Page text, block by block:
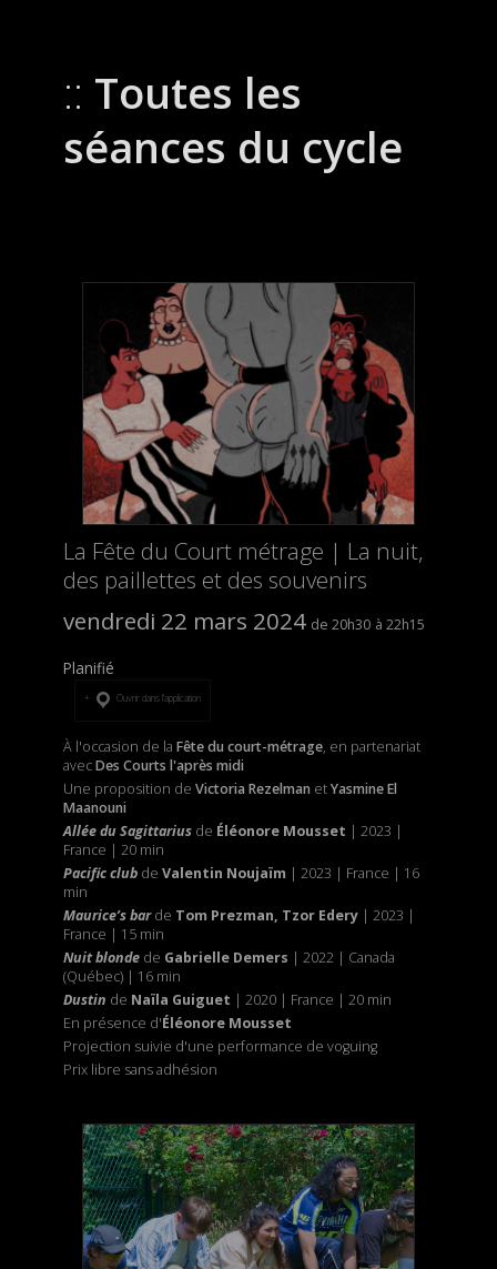
Toutes les
séances du cycle
La Fête du Court métrage | La nuit,
des paillettes et des souvenirs
vendredi 22 mars 2024
20h30 22h15
Planifié
Ouvrir dans l’application
À l'occasion de la Fête du court-métrage, en partenariat
avecDes Courts l'après midi
Une proposition de Victoria Rezelman etYasmine El
Maanouni
Allée du Sagittarius de Éléonore Mousset | 2023 |
France | 20 min
Pacific clubde Valentin Noujaïm | 2023 | France | 16
min
Maurice’s barde Tom Prezman, Tzor Edery| 2023 |
France | 15 min
Nuit blondede Gabrielle Demers | 2022 | Canada
(Québec) | 16 min
Dustin de Naïla Guiguet | 2020 | France | 20 min
En présence d'Éléonore Mousset
Projection suivie d'une performance de voguing
Prix libre sans adhésion